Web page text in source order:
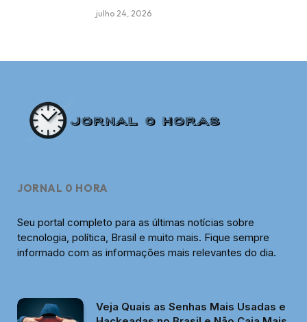
julho 24, 2026
JORNAL 0 HORA
Seu portal completo para as últimas notícias sobre
tecnologia, política, Brasil e muito mais. Fique sempre
informado com as informações mais relevantes do dia.
Veja Quais as Senhas Mais Usadas e